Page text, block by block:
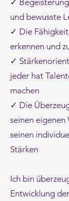
✓
und bewusste
✓ Die
erkennen und
✓
jeder hat
machen
✓ Die
seinen
seinen
Stärken
Ich bin
Entwicklung